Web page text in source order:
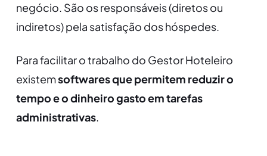
negócio. São os responsáveis (diretos ou
indiretos) pela satisfação dos hóspedes.
Para facilitar o trabalho do Gestor Hoteleiro
existemsoftwares que permitem reduzir o
tempo e o dinheiro gasto em tarefas
administrativas.